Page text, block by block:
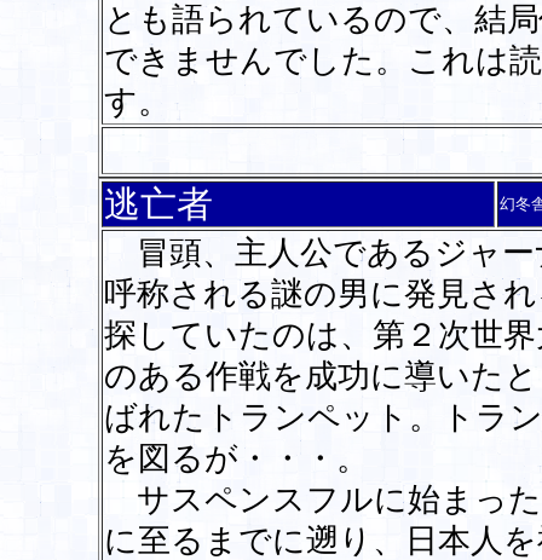
とも語られているので、結
できませんでした。これは
す。
逃亡者 幻冬
冒頭、主人公であるジャー
呼称される謎の男に発見さ
探していたのは、第２次世
のある作戦を成功に導いた
ばれたトランペット。トラ
を図るが・・・。
サスペンスフルに始まっ
に至るまでに遡り、日本人